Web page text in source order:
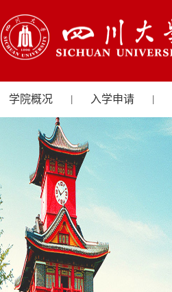
学院概况 入学申请